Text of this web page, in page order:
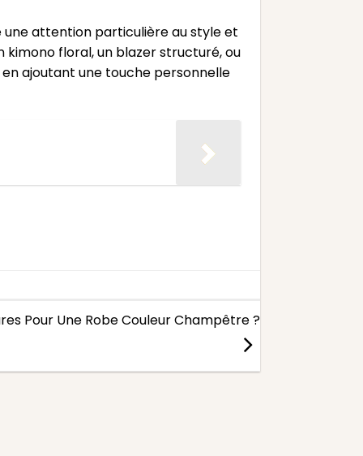
attention particulière au style et
kimono floral, un blazer structuré, ou
ajoutant une touche personnelle
Pour Une Robe Couleur Champêtre ?